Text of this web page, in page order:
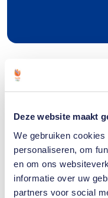
Deze website maakt
We gebruiken
personaliseren, om
en om ons
informatie over uw
partners voor social